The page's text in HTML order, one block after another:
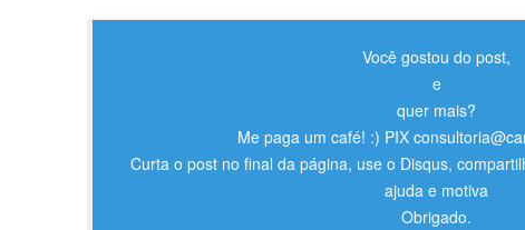
Você gostou do post,
e
quer mais?
Me paga um café! :) PIX
Curta o post no final da página, use o Disqus,
ajuda e motiva
Obrigado.